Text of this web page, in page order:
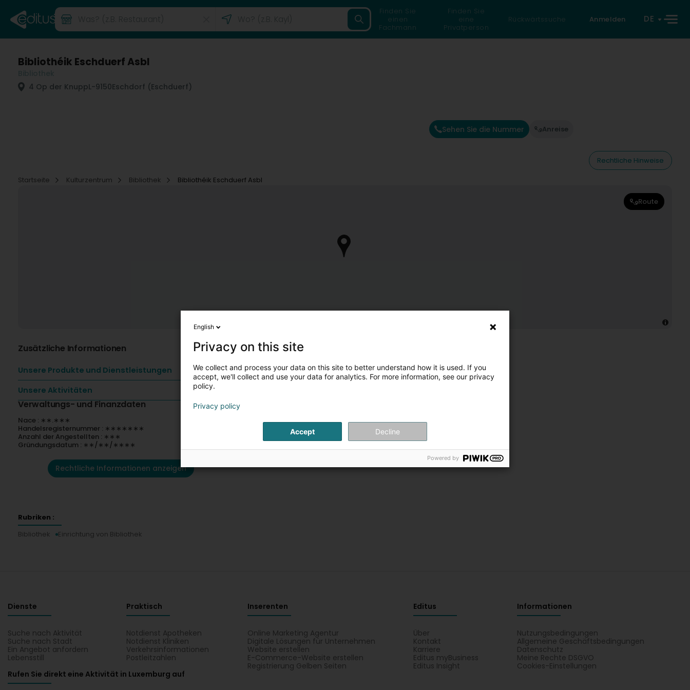
Finden Sie
einen
Fachmann
Finden Sie
eine
Privatperson
Rückwärtssuche Anmelden DE
Bibliothéik Eschduerf Asbl
4 Op der KnuppL-9150Eschdorf (Eschduerf)
Sehen Sie die Nummer Anreise
Rechtliche Hinweise
Startseite
Kulturzentrum Bibliothek Bibliothéik Eschduerf Asbl
Route
Zusätzliche Informationen
Unsere Produkte und Dienstleistungen
Unsere Aktivitäten
Verwaltungs- und Finanzdaten
Nace : ∗∗.∗∗∗
Handelsregisternummer : ∗∗∗∗∗∗∗
Anzahl der Angestellten : ∗∗∗
Gründungsdatum : ∗∗/∗∗/∗∗∗∗
Rechtliche Informationen anzeigen
Rubriken :
Bibliothek
Einrichtung von Bibliothek
Dienste
Suche nach Aktivität
Suche nach Stadt
Ein Angebot anfordern
Lebensstill
Praktisch
Notdienst Apotheken
Notdienst Kliniken
Verkehrsinformationen
Postleitzahlen
Inserenten
Online Marketing Agentur
Digitale Lösungen für Unternehmen
Website erstellen
E-Commerce-Website erstellen
Registrierung Gelben Seiten
Editus
Über
Kontakt
Karriere
Editus myBusiness
Editus Insight
Informationen
Nutzungsbedingungen
Allgemeine Geschäftsbedingungen
Datenschutz
Meine Rechte DSGVO
Cookies-Einstellungen
Rufen Sie direkt eine Aktivität in Luxemburg auf
English
Privacy on this site
We collect and process your data on this site to better understand how it is used. If you
accept, we'll collect and use your data for analytics. For more information, see our privacy
policy.
Privacy policy
Accept Decline
Powered by